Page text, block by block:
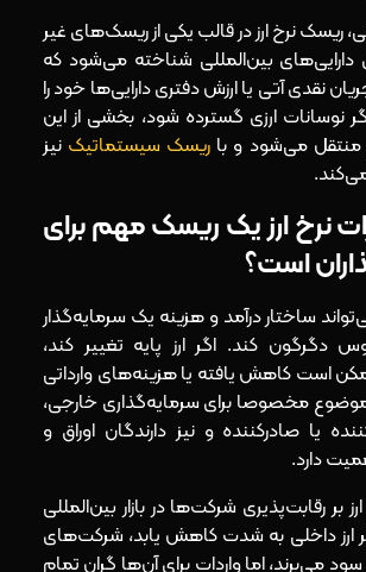
ریسک نرخ ارز در قالب یکی از ریسک‌های غیر
دارایی‌های بین‌المللی شناخته می‌شود که
نقدی آتی یا ارزش دفتری دارایی‌ها خود را
نوسانات ارزی گسترده شود، بخشی از این
منتقل می‌شود و با ریسک سیستماتیک نیز
نرخ ارز یک ریسک مهم برای
است؟
ساختار درآمد و هزینه یک سرمایه‌گذار
دگرگون کند. اگر ارز پایه تغییر کند،
است کاهش یافته یا هزینه‌های وارداتی
موضوع مخصوصا برای سرمایه‌گذاری خارجی،
یا صادرکننده و نیز دارندگان اوراق و
دارد.
بر رقابت‌پذیری شرکت‌ها در بازار بین‌المللی
ارز داخلی به‌ شدت کاهش یابد، شرکت‌های
می‌برند، اما واردات برای آن‌ها گران تمام